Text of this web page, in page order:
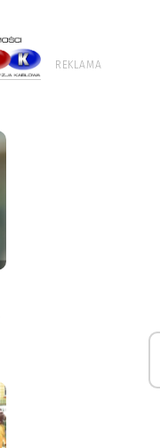
REKLAMA